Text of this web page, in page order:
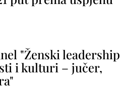
"Ženski leadership
i kulturi – jučer,